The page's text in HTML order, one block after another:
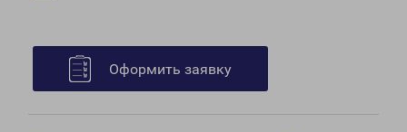
Оформить заявку